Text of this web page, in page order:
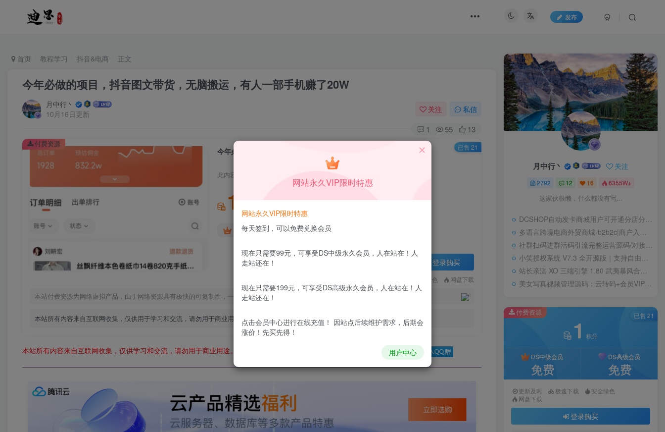
发布
首页 教程学习 抖音&电商 正文
今年必做的项目，抖音图文带货，无脑搬运，有人一部手机赚了20W
月中行丶
10月16日更新
关注 私信
1 55 13
今年必做的项目，抖音图文带货，无脑搬运，有人一部手机赚了20W
此内容为付费资源，请付费后查看
1
DS中级会员免费 DS高级会员
登录购买
安全绿色 网盘下载
本站付费资源为网络虚拟产品，由于网络资源具有极快的可复制性，一经出售不予退款，购买如有疑问请及时联系站长QQ：
本站所有内容来自互联网收集，仅供用于学习和交流，请勿用于商业用途。如有侵权、不妥之处，请第一时间联系我们删除！
付费资源 已售 21
本站所有内容来自互联网收集，仅供学习和交流，请勿用于商业用途。如有侵权、不妥之处，请第一时间联系我们删除！ Q群：
月中行丶 关注
2792 12 16 6355W+
这家伙很懒，什么都没有写...
DCSHOP自动发卡商城用户可开通分店分销，支持实物发货，自带博客功能
多语言跨境电商外贸商城-b2b2c|商户入驻|随机物流|信用分|平台代发
社群扫码进群活码引流完整运营源码/对接免签约支付接口/推广正常绑定下级
小笑授权系统 V7.3 全开源版｜支持自由二次开发
站长亲测 XO 三端引擎 1.80 武夷暴风合击复古传奇手游服务端 魔神领域盘古圣地降魔天堂
美女写真视频管理源码：云转码+会员VIP系统，一键采集+代理系统全支持
付费资源
1 积分
DS中级会员
免费
DS高级会员
免费
更新及时 极速下载
安全绿色
网盘下载
登录购买
已售 21
网站永久VIP限时特惠
网站永久VIP限时特惠
每天签到，可以免费兑换会员
现在只需要99元，可享受DS中级永久会员，人在站在！人
走站还在！
现在只需要199元，可享受DS高级永久会员，人在站在！人
走站还在！
点击会员中心进行在线充值！ 因站点后续维护需求，后期会
涨价！先买先得！
用户中心